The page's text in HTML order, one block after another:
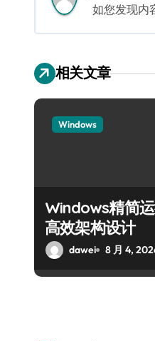
如您发现内
相关文章
Windows
Windows精简
高效架构设计
dawei 8 月 4,